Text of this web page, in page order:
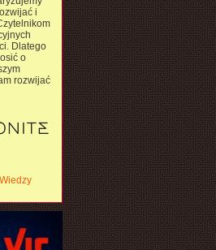
i
Dlatego
o
rozwijać